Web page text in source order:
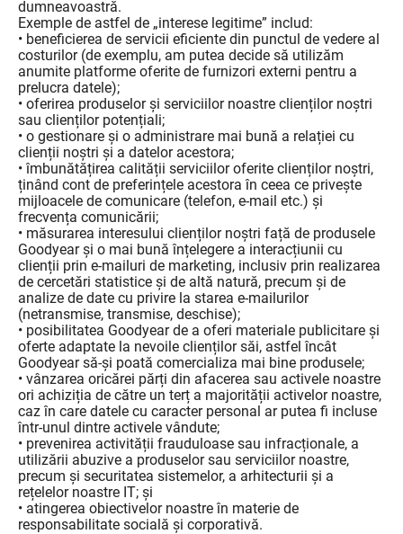
dumneavoastră.
Exemple de astfel de „interese legitime” includ:
• beneficierea de servicii eficiente din punctul de vedere al
costurilor (de exemplu, am putea decide să utilizăm
anumite platforme oferite de furnizori externi pentru a
prelucra datele);
• oferirea produselor și serviciilor noastre clienților noștri
sau clienților potențiali;
• o gestionare și o administrare mai bună a relației cu
clienții noștri și a datelor acestora;
• îmbunătățirea calității serviciilor oferite clienților noștri,
ținând cont de preferințele acestora în ceea ce privește
mijloacele de comunicare (telefon, e-mail etc.) și
frecvența comunicării;
• măsurarea interesului clienților noștri față de produsele
Goodyear și o mai bună înțelegere a interacțiunii cu
clienții prin e-mailuri de marketing, inclusiv prin realizarea
de cercetări statistice și de altă natură, precum și de
analize de date cu privire la starea e-mailurilor
(netransmise, transmise, deschise);
• posibilitatea Goodyear de a oferi materiale publicitare și
oferte adaptate la nevoile clienților săi, astfel încât
Goodyear să-și poată comercializa mai bine produsele;
• vânzarea oricărei părți din afacerea sau activele noastre
ori achiziția de către un terț a majorității activelor noastre,
caz în care datele cu caracter personal ar putea fi incluse
într-unul dintre activele vândute;
• prevenirea activității frauduloase sau infracționale, a
utilizării abuzive a produselor sau serviciilor noastre,
precum și securitatea sistemelor, a arhitecturii și a
rețelelor noastre IT; și
• atingerea obiectivelor noastre în materie de
responsabilitate socială și corporativă.